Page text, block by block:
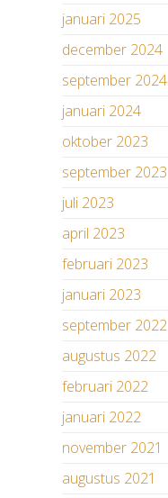
januari 2025
december 2024
september 2024
januari 2024
oktober 2023
september 2023
juli 2023
april 2023
februari 2023
januari 2023
september 2022
augustus 2022
februari 2022
januari 2022
november 2021
augustus 2021